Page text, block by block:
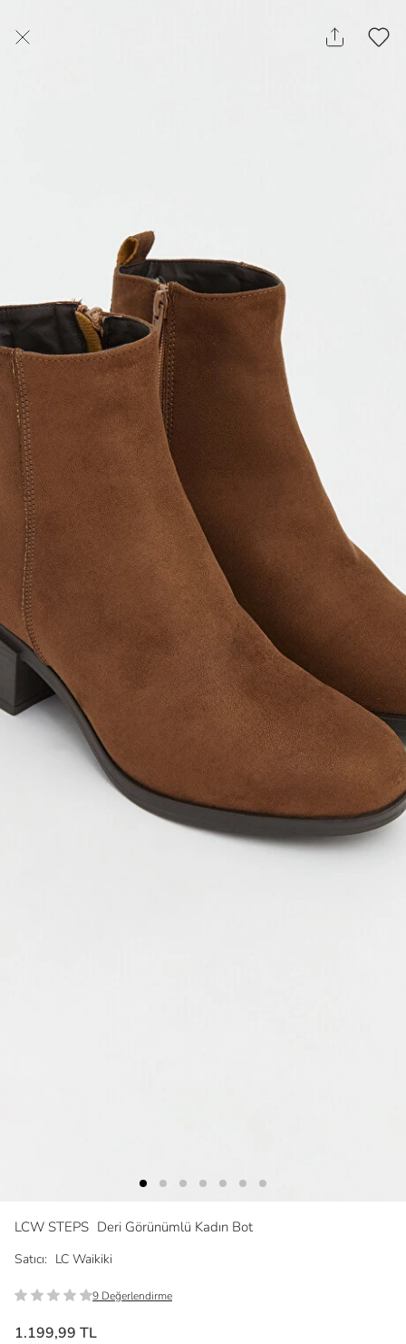
LCW STEPS Deri Görünümlü Kadın Bot
Satıcı: LC Waikiki
9 Değerlendirme
1.199,99 TL